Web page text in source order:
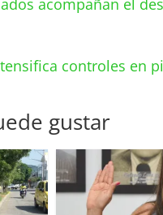
acompañan el
controles en
gustar